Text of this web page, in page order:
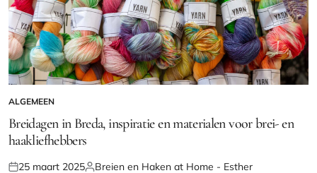
GEPLAATST
IN
ALGEMEEN
Breidagen in Breda, inspiratie en materialen voor brei- en
haakliefhebbers
25 maart 2025 Breien en Haken at Home - Esther